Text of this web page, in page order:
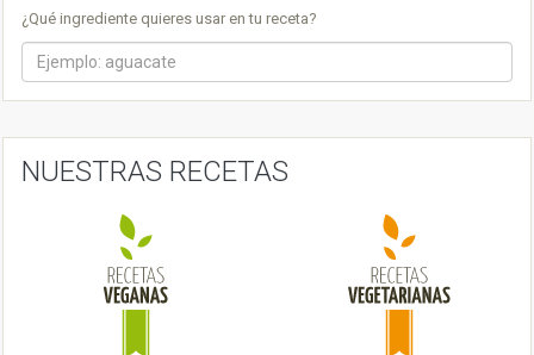
i
g
¿Qué ingrediente quieres usar en tu receta?
NUESTRAS RECETAS